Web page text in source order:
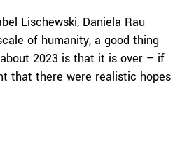
Lischewski Daniela Rau
of humanity, a good thing
2023 is that it is over – if
that there were realistic hopes